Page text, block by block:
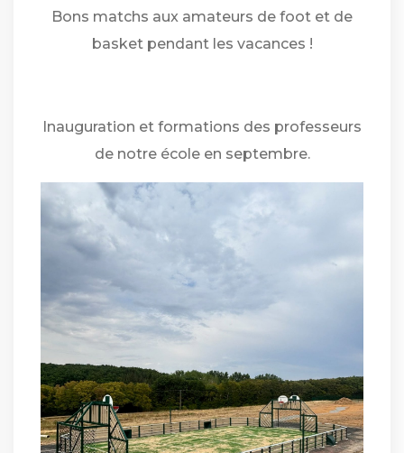
Bons matchs aux amateurs de foot et de
basket pendant les vacances !
Inauguration et formations des professeurs
de notre école en septembre.